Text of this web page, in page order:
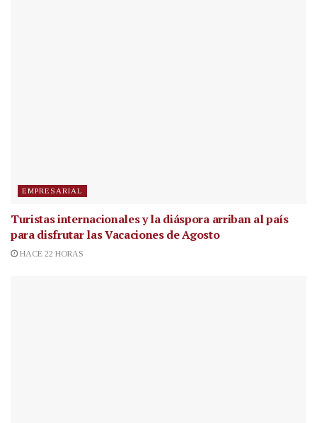
EMPRESARIAL
Turistas internacionales y la diáspora arriban al país
para disfrutar las Vacaciones de Agosto
HACE 22 HORAS